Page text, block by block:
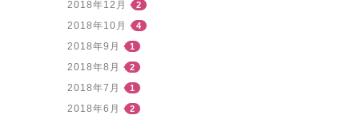
2018年12月 2
2018年10月 4
2018年9月 1
2018年8月 2
2018年7月 1
2018年6月 2